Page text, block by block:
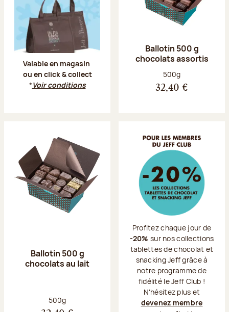
Valable en magasin
ou en click & collect
*Voir conditions
Ballotin 500 g
chocolats assortis
Poids net :
500g
32,40 €
Ballotin 500 g
chocolats au lait
Poids net :
500g
Profitez chaque jour de
-20% sur nos collections
tablettes de chocolat et
snacking Jeff grâce à
notre programme de
fidélité le Jeff Club !
N'hésitez plus et
devenez membre